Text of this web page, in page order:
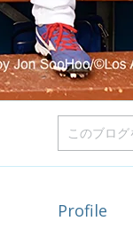
Profile